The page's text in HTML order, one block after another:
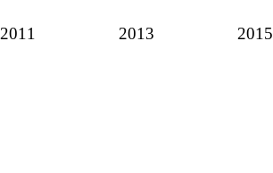
2011 2013 2015